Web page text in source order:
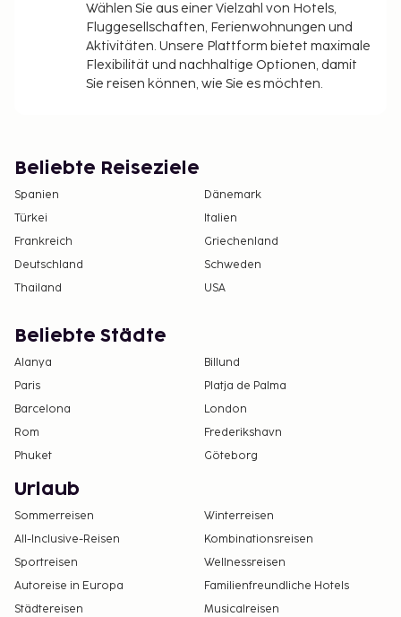
Wählen Sie aus einer Vielzahl von Hotels,
Fluggesellschaften, Ferienwohnungen und
Aktivitäten. Unsere Plattform bietet maximale
Flexibilität und nachhaltige Optionen, damit
Sie reisen können, wie Sie es möchten.
Beliebte Reiseziele
Spanien
Dänemark
Türkei
Italien
Frankreich
Griechenland
Deutschland
Schweden
Thailand
USA
Beliebte Städte
Alanya
Billund
Paris
Platja de Palma
Barcelona
London
Rom
Frederikshavn
Phuket
Göteborg
Urlaub
Sommerreisen
Winterreisen
All-Inclusive-Reisen
Kombinationsreisen
Sportreisen
Wellnessreisen
Autoreise in Europa
Familienfreundliche Hotels
Städtereisen
Musicalreisen